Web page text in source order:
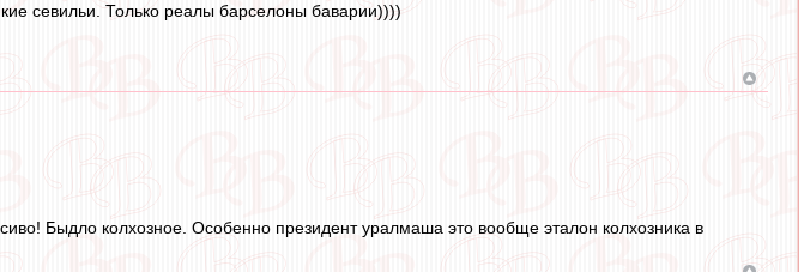
севильи. Только реалы барселоны баварии))))
Быдло колхозное. Особенно президент уралмаша это вообще эталон колхозника в